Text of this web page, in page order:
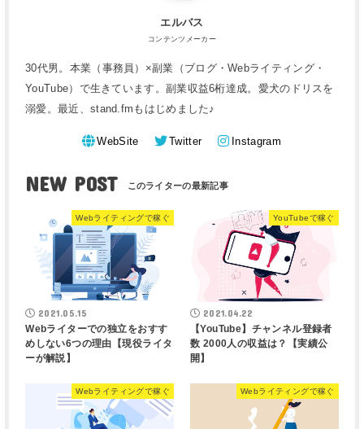
エルバス
コンテンツメーカー
30代男。本業（事務員）×副業（ブログ・Webライティング・
YouTube）で生きています。副業収益6桁達成。愛犬のドリスを
溺愛。最近、stand.fmもはじめました♪
WebSite Twitter Instagram
NEW POST
Webライティングで稼ぐ
2021.05.15
Webライターでの独立をおすす
めしない6つの理由【現役ライタ
ーが解説】
YouTubeで稼ぐ
2021.04.22
【YouTube】チャンネル登録者
数 2000人の収益は？【実績公
開】
Webライティングで稼ぐ Webライティングで稼ぐ